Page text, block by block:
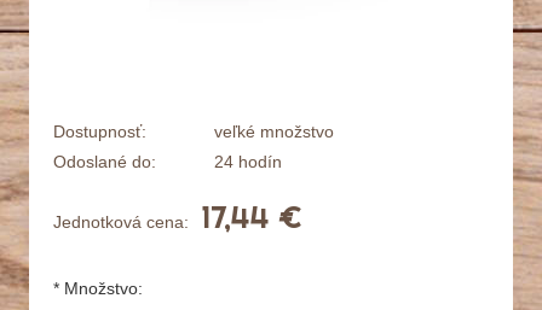
Dostupnosť:
veľké množstvo
Odoslané do:
24 hodín
Jednotková cena: 17,44 €
* Množstvo: